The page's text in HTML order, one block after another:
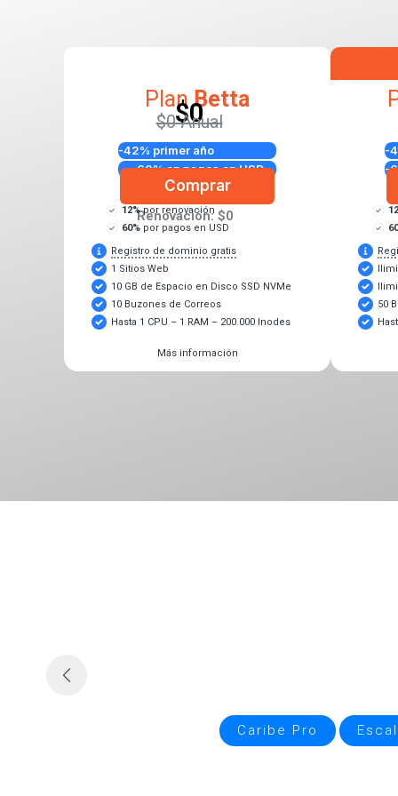
PlanBetta
$0
$0 Anual
Descuentos aplicados
-42% primer año
-60%en pagos en USD
Comprar
Renovación: $0
12%por renovación
60% por pagos en USD
Registro de dominio gratis
1 Sitios Web
10 GB de Espacio en Disco SSD NVMe
10 Buzones de Correos
Hasta 1 CPU – 1 RAM – 200.000 Inodes
Más información
-
-
50
Caribe Pro